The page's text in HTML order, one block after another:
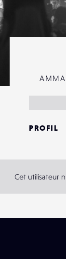
PROFIL
Cet utilisateur